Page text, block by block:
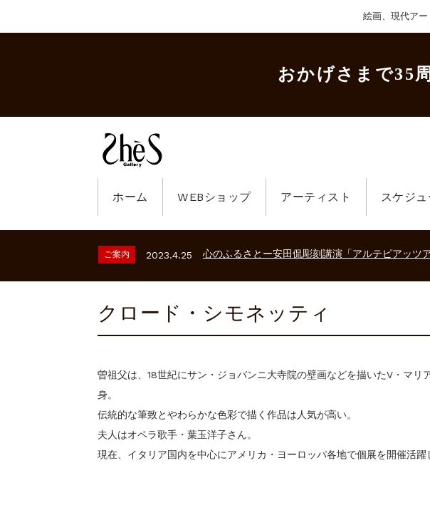
絵画、現代ア
おかげさまで35
ホーム WEBショップ アーティスト スケジ
ご案内 2023.2.25 ギャラリーシーズ「秋の美術散歩 京都・大阪 ～
2026.2.17 砂澤ビッキ展 －砂澤ビッキの生きた時代－
ご案内 2023.2.25 ギャラリーシーズ「秋の美術散歩 京都・大阪 ～
ご案内 2023.2.25 ギャラリーシーズ「秋の美術散歩 京都・大阪 ～
クロード・シモネッティ
曽祖父は、18世紀にサン・ジョバンニ大寺院の壁画などを描いたV・マリ
身。
伝統的な筆致とやわらかな色彩で描く作品は人気が高い。
夫人はオペラ歌手・葉玉洋子さん。
現在、イタリア国内を中心にアメリカ・ヨーロッパ各地で個展を開催活躍